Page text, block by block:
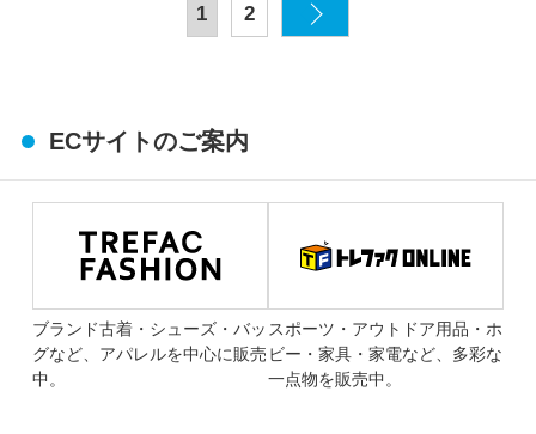
1 2
ECサイトのご案内
ブランド古着・シューズ・バッ
グなど、アパレルを中心に販売
中。
スポーツ・アウトドア用品・ホ
ビー・家具・家電など、多彩な
一点物を販売中。